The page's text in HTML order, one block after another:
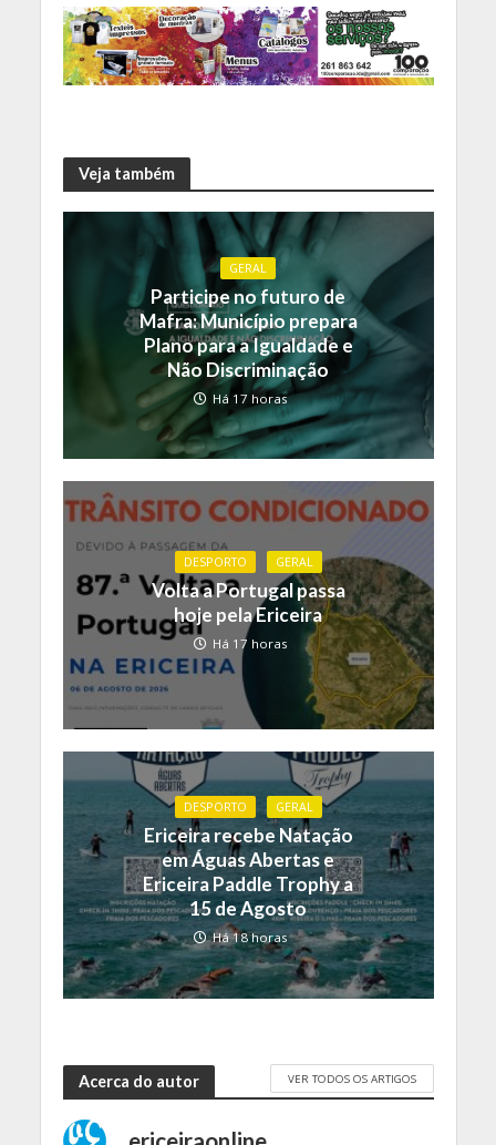
Veja também
GERAL
Participe no futuro de
Mafra: Município prepara
Plano para a Igualdade e
Não Discriminação
Há 17 horas
DESPORTO GERAL
Volta a Portugal passa
hoje pela Ericeira
Há 17 horas
DESPORTO GERAL
Ericeira recebe Natação
em Águas Abertas e
Ericeira Paddle Trophy a
15 de Agosto
Há 18 horas
Acerca do autor VER TODOS OS ARTIGOS